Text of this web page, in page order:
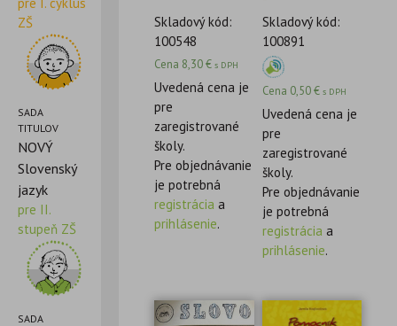
ZŠ
SADA
TITULOV
NOVÝ
Slovenský
jazyk
pre II.
stupeň ZŠ
SADA
Skladový kód:
100548
Cena 8,30€ s DPH
Uvedená cena je
pre
zaregistrované
školy.
Pre objednávanie
je potrebná
registrácia a
prihlásenie.
Skladový kód:
100891
Cena 0,50€ s DPH
Uvedená cena je
pre
zaregistrované
školy.
Pre objednávanie
je potrebná
registrácia a
prihlásenie.